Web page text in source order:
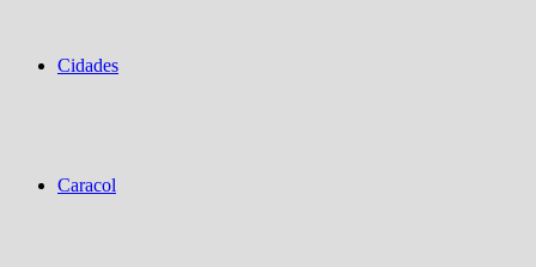
Cidades
Caracol